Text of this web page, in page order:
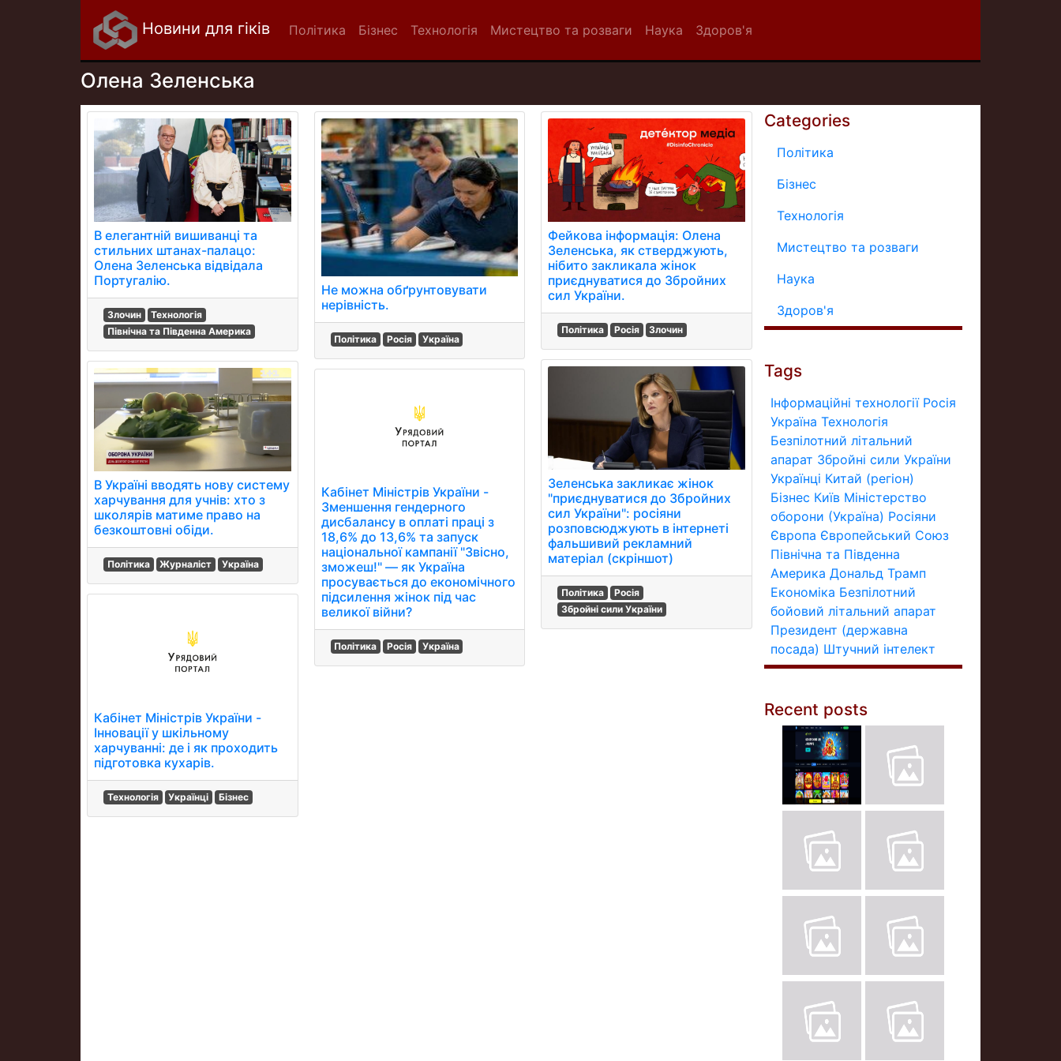
Новини для гіків Політика Бізнес Технологія Мистецтво та розваги Наука Здоров'я
Олена Зеленська
В елегантній вишиванці та
стильних штанах-палацо:
Олена Зеленська відвідала
Португалію.
Злочин
Технологія
Північна та Південна Америка
В Україні вводять нову систему
харчування для учнів: хто з
школярів матиме право на
безкоштовні обіди.
Політика Журналіст Україна
Кабінет Міністрів України -
Інновації у шкільному
харчуванні: де і як проходить
підготовка кухарів.
Технологія Українці Бізнес
Не можна обґрунтовувати
нерівність.
Політика Росія Україна
Кабінет Міністрів України -
Зменшення гендерного
дисбалансу в оплаті праці з
18,6% до 13,6% та запуск
національної кампанії "Звісно,
зможеш!" — як Україна
просувається до економічного
підсилення жінок під час
великої війни?
Політика Росія Україна
Фейкова інформація: Олена
Зеленська, як стверджують,
нібито закликала жінок
приєднуватися до Збройних
сил України.
Політика Росія Злочин
Зеленська закликає жінок
"приєднуватися до Збройних
сил України": росіяни
розповсюджують в інтернеті
фальшивий рекламний
матеріал (скріншот)
Політика
Росія
Збройні сили України
Categories
Політика
Бізнес
Технологія
Мистецтво та розваги
Наука
Здоров'я
Tags
Інформаційні технології Росія
Україна Технологія
Безпілотний літальний
апарат Збройні сили України
Українці Китай (регіон)
Бізнес Київ Міністерство
оборони (Україна) Росіяни
Європа Європейський Союз
Північна та Південна
Америка Дональд Трамп
Економіка Безпілотний
бойовий літальний апарат
Президент (державна
посада) Штучний інтелект
Recent posts